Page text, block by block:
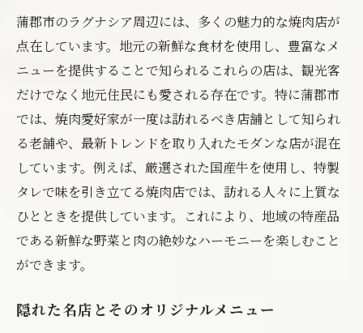
蒲郡市のラグナシア周辺には、多くの魅力的な焼肉店が
点在しています。地元の新鮮な食材を使用し、豊富なメ
ニューを提供することで知られるこれらの店は、観光客
だけでなく地元住民にも愛される存在です。特に蒲郡市
では、焼肉愛好家が一度は訪れるべき店舗として知られ
る老舗や、最新トレンドを取り入れたモダンな店が混在
しています。例えば、厳選された国産牛を使用し、特製
タレで味を引き立てる焼肉店では、訪れる人々に上質な
ひとときを提供しています。これにより、地域の特産品
である新鮮な野菜と肉の絶妙なハーモニーを楽しむこと
ができます。
隠れた名店とそのオリジナルメニュー